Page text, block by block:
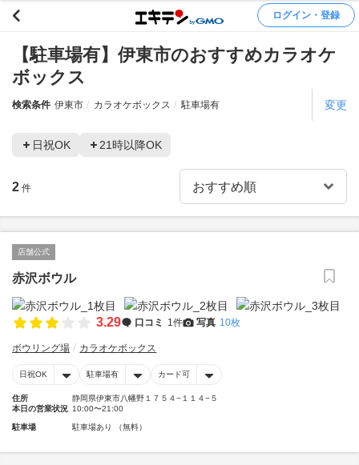
ログイン・登録
【駐車場有】伊東市のおすすめカラオケ
ボックス
検索条件 伊東市 カラオケボックス 駐車場有 変更
日祝OK 21時以降OK
2 件
店舗公式
赤沢ボウル
3.29 口コミ 1件 写真 10枚
ボウリング場 カラオケボックス
日祝OK 駐車場有 カード可
住所
静岡県伊東市八幡野１７５４−１１４−５
本日の営業状況 10:00〜21:00
駐車場 駐車場あり （無料）